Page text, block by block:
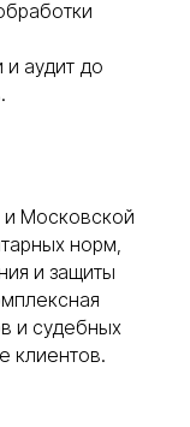
аудит до
Московской
норм,
и защиты
и судебных
клиентов.